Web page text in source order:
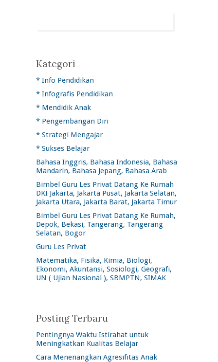
Kategori
* Info Pendidikan
* Infografis Pendidikan
* Mendidik Anak
* Pengembangan Diri
* Strategi Mengajar
* Sukses Belajar
Bahasa Inggris, Bahasa Indonesia, Bahasa
Mandarin, Bahasa Jepang, Bahasa Arab
Bimbel Guru Les Privat Datang Ke Rumah
DKI Jakarta, Jakarta Pusat, Jakarta Selatan,
Jakarta Utara, Jakarta Barat, Jakarta Timur
Bimbel Guru Les Privat Datang Ke Rumah,
Depok, Bekasi, Tangerang, Tangerang
Selatan, Bogor
Guru Les Privat
Matematika, Fisika, Kimia, Biologi,
Ekonomi, Akuntansi, Sosiologi, Geografi,
UN ( Ujian Nasional ), SBMPTN, SIMAK
Posting Terbaru
Pentingnya Waktu Istirahat untuk
Meningkatkan Kualitas Belajar
Cara Menenangkan Agresifitas Anak